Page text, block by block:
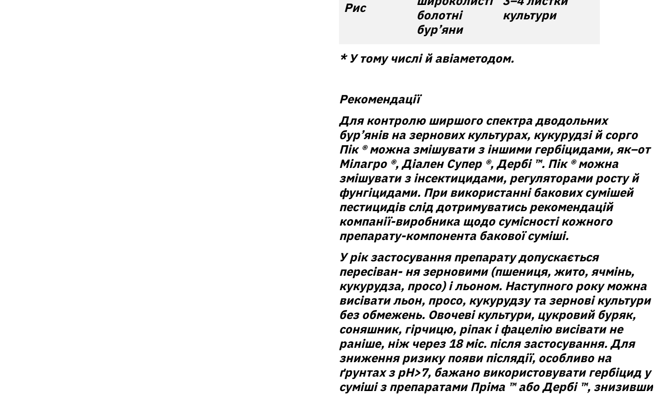
Рис
болотні
бур’яни
культури
* У тому числі й авіаметодом.
Рекомендації
Для контролю ширшого спектра дводольних
бур’янів на зернових культурах, кукурудзі й сорго
Пік ® можна змішувати з іншими гербіцидами, як–от
Мілагро ®, Діален Супер ®, Дербі ™. Пік ® можна
змішувати з інсектицидами, регуляторами росту й
фунгіцидами. При використанні бакових сумішей
пестицидів слід дотримуватись рекомендацій
компанії-виробника щодо сумісності кожного
препарату-компонента бакової суміші.
У рік застосування препарату допускається
пересіван- ня зерновими (пшениця, жито, ячмінь,
кукурудза, просо) і льоном. Наступного року можна
висівати льон, просо, кукурудзу та зернові культури
без обмежень. Овочеві культури, цукровий буряк,
соняшник, гірчицю, ріпак і фацелію висівати не
раніше, ніж через 18 міс. після застосування. Для
зниження ризику появи післядії, особливо на
ґрунтах з pH>7, бажано використовувати гербіцид у
суміші з препаратами Пріма ™ або Дербі ™, знизивши